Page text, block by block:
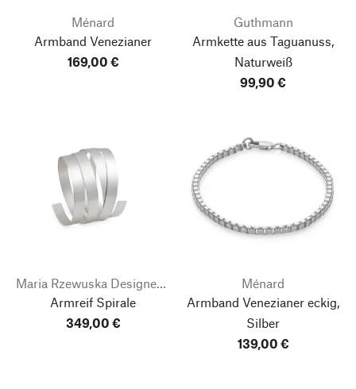
Ménard
Armband Venezianer
169,00 €
Guthmann
Armkette aus Taguanuss,
Naturweiß
99,90 €
Maria Rzewuska Designerschmuck
Armreif Spirale
349,00 €
Ménard
Armband Venezianer eckig,
Silber
139,00 €